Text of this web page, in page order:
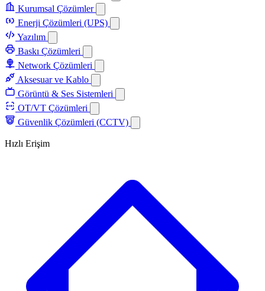
Kurumsal Çözümler
Enerji Çözümleri (UPS)
Yazılım
Baskı Çözümleri
Network Çözümleri
Aksesuar ve Kablo
Görüntü & Ses Sistemleri
OT/VT Çözümleri
Güvenlik Çözümleri (CCTV)
Hızlı Erişim